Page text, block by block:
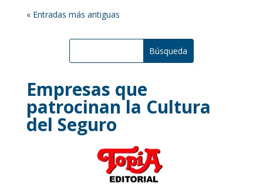
« Entradas más antiguas
Empresas que
patrocinan la Cultura
del Seguro